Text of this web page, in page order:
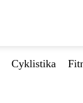
Cyklistika